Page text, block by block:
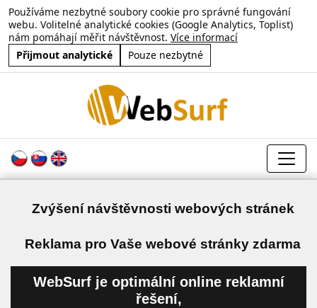
Používáme nezbytné soubory cookie pro správné fungování
webu. Volitelné analytické cookies (Google Analytics, Toplist)
nám pomáhají měřit návštěvnost. Více informací
Přijmout analytické
Pouze nezbytné
Zvýšení návštěvnosti webových stránek
Reklama pro Vaše webové stránky zdarma
WebSurf je optimální online reklamní
řešení,